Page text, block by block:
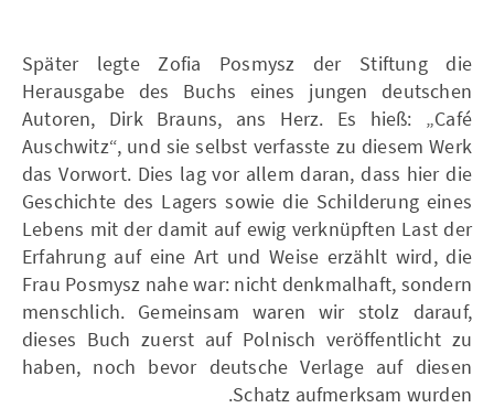
Später legte Zofia Posmysz der Stiftung die
Herausgabe des Buchs eines jungen deutschen
Autoren, Dirk Brauns, ans Herz. Es hieß: „Café
Auschwitz“, und sie selbst verfasste zu diesem Werk
das Vorwort. Dies lag vor allem daran, dass hier die
Geschichte des Lagers sowie die Schilderung eines
Lebens mit der damit auf ewig verknüpften Last der
Erfahrung auf eine Art und Weise erzählt wird, die
Frau Posmysz nahe war: nicht denkmalhaft, sondern
menschlich. Gemeinsam waren wir stolz darauf,
dieses Buch zuerst auf Polnisch veröffentlicht zu
haben, noch bevor deutsche Verlage auf diesen
Schatz aufmerksam wurden.